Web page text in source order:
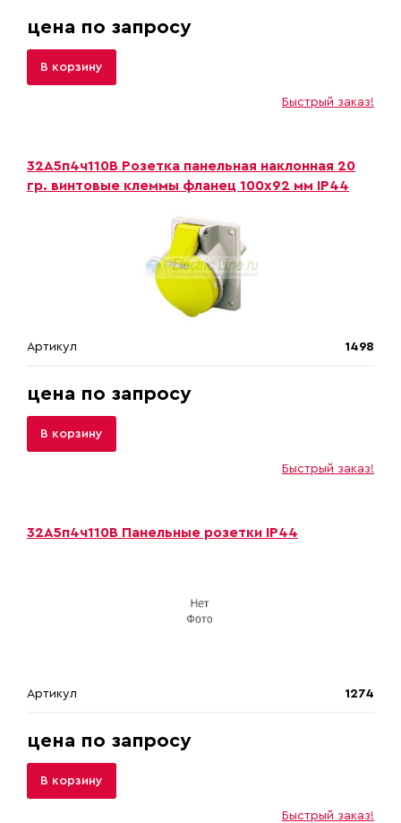
цена по запросу
В корзину
Быстрый заказ!
32A5п4ч110B Розетка панельная наклонная 20
гр. винтовые клеммы фланец 100х92 мм IP44
Артикул 1498
цена по запросу
В корзину
Быстрый заказ!
32A5п4ч110B Панельные розетки IP44
Артикул 1274
цена по запросу
В корзину
Быстрый заказ!